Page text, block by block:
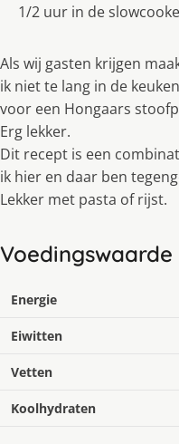
1/2 uur in de
Als wij gasten krijgen
ik niet te lang in de
voor een Hongaars
Erg lekker.
Dit recept is een
ik hier en daar ben
Lekker met pasta of rijst.
Voedingswaarde
Energie
Eiwitten
Vetten
Koolhydraten